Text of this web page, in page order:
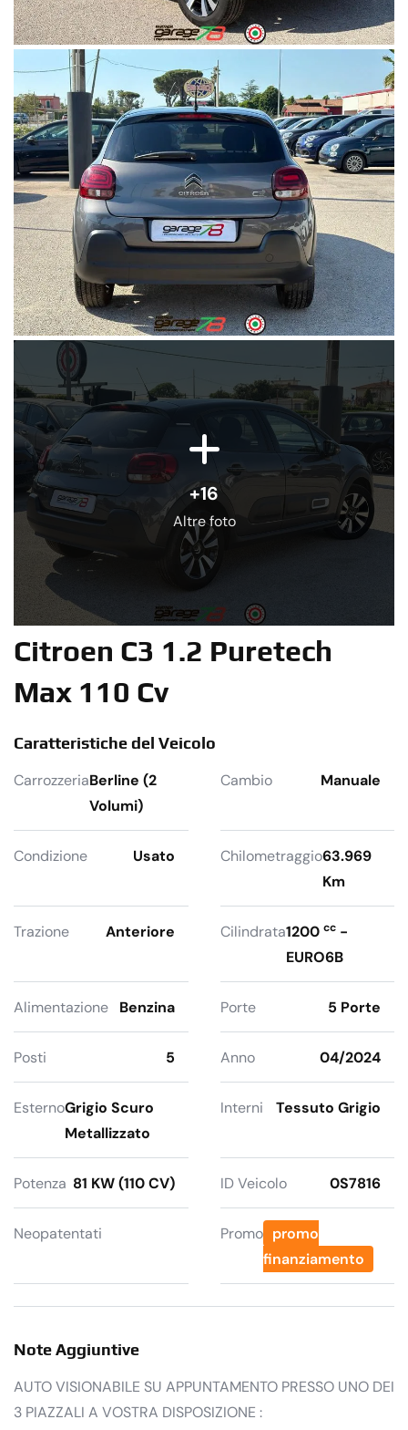
+16
Altre foto
Citroen C3 1.2 Puretech
Max 110 Cv
Caratteristiche del Veicolo
CarrozzeriaBerline (2
Volumi)
Cambio Manuale
Condizione Usato Chilometraggio63.969
Km
Trazione Anteriore Cilindrata1200 cc-
EURO6B
Alimentazione Benzina Porte 5 Porte
Posti 5 Anno 04/2024
EsternoGrigio Scuro
Metallizzato
Interni Tessuto Grigio
Potenza 81 KW (110 CV) ID Veicolo 0S7816
Neopatentati Promo promo
finanziamento
Note Aggiuntive
AUTO VISIONABILE SU APPUNTAMENTO PRESSO UNO DEI
3 PIAZZALI A VOSTRA DISPOSIZIONE :